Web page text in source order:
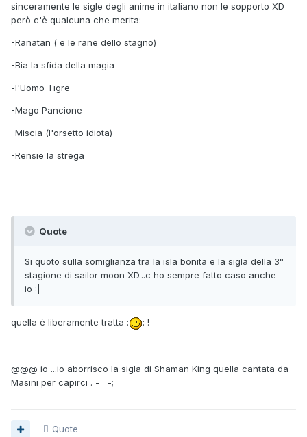
sinceramente le sigle degli anime in italiano non le sopporto XD
però c'è qualcuna che merita:
-Ranatan ( e le rane dello stagno)
-Bia la sfida della magia
-l'Uomo Tigre
-Mago Pancione
-Miscia (l'orsetto idiota)
-Rensie la strega
Quote
Si quoto sulla somiglianza tra la isla bonita e la sigla della 3°
stagione di sailor moon XD...c ho sempre fatto caso anche
io :|
quella è liberamente tratta : : !
@@@ io ...io aborrisco la sigla di Shaman King quella cantata da
Masini per capirci . -__-;
Quote